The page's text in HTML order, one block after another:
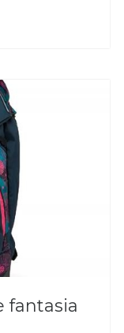
fantasia